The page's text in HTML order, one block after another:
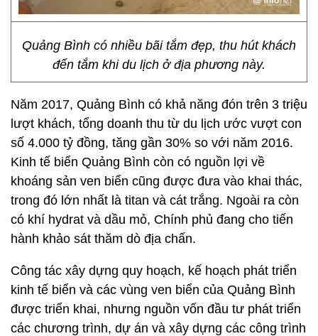
Quảng Bình có nhiều bãi tắm đẹp, thu hút khách
đến tắm khi du lịch ở địa phương này.
Năm 2017, Quảng Bình có khả năng đón trên 3 triệu
lượt khách, tổng doanh thu từ du lịch ước vượt con
số 4.000 tỷ đồng, tăng gần 30% so với năm 2016.
Kinh tế biển Quảng Bình còn có nguồn lợi về
khoáng sản ven biển cũng được đưa vào khai thác,
trong đó lớn nhất là titan và cát trắng. Ngoài ra còn
có khí hydrat và dầu mỏ, Chính phủ đang cho tiến
hành khảo sát thăm dò địa chấn.
Công tác xây dựng quy hoạch, kế hoạch phát triển
kinh tế biển và các vùng ven biển của Quảng Bình
được triển khai, nhưng nguồn vốn đầu tư phát triển
các chương trình, dự án và xây dựng các công trình